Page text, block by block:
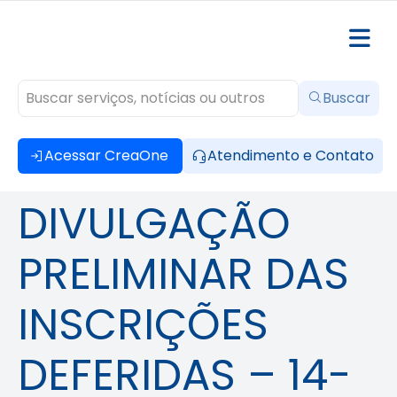
Acessar CreaOne Atendimento e Contato
Buscar
DIVULGAÇÃO
PRELIMINAR DAS
INSCRIÇÕES
DEFERIDAS – 14-